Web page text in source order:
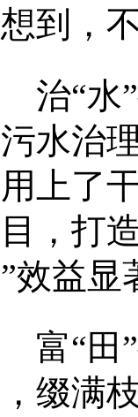
到，
“水
水治
上了
，打
效益显
“田
缀满